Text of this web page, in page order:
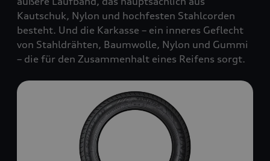
Kautschuk, Nylon und hochfesten Stahlcorden
besteht. Und die Karkasse – ein inneres Geflecht
von Stahldrähten, Baumwolle, Nylon und Gummi
– die für den Zusammenhalt eines Reifens sorgt.